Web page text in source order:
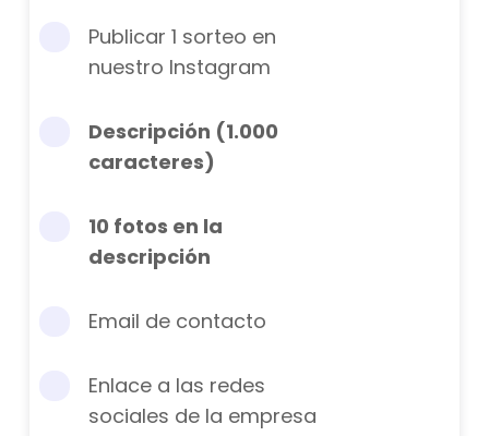
Publicar 1 sorteo en
nuestro Instagram
Descripción (1.000
caracteres)
10 fotos en la
descripción
Email de contacto
Enlace a las redes
sociales de la empresa